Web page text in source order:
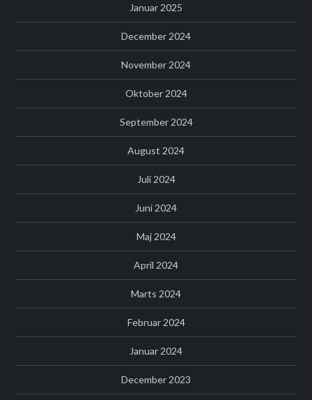
Januar 2025
December 2024
November 2024
Oktober 2024
September 2024
August 2024
Juli 2024
Juni 2024
Maj 2024
April 2024
Marts 2024
Februar 2024
Januar 2024
December 2023